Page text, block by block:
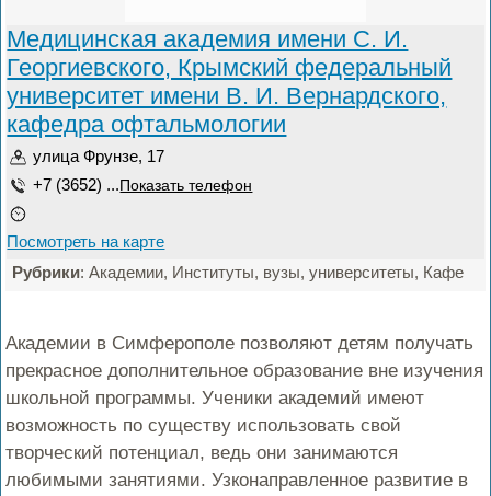
Медицинская академия имени С. И.
Георгиевского, Крымский федеральный
университет имени В. И. Вернардского,
кафедра офтальмологии
улица Фрунзе, 17
+7 (3652) ... Показать телефон
Посмотреть на карте
Рубрики: Академии, Институты, вузы, университеты, Кафе
Академии в Симферополе позволяют детям получать
прекрасное дополнительное образование вне изучения
школьной программы. Ученики академий имеют
возможность по существу использовать свой
творческий потенциал, ведь они занимаются
любимыми занятиями. Узконаправленное развитие в